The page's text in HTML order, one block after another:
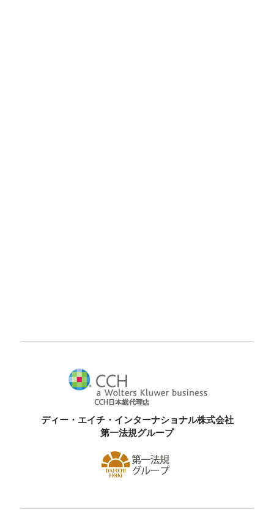
ディー・エイチ・インターナショナル株式会社
第一法規グループ